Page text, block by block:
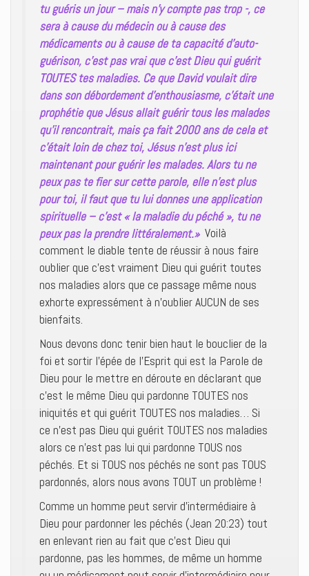
tu guéris un jour – mais n’y compte pas trop -, ce
sera à cause du médecin ou à cause des
médicaments ou à cause de ta capacité d’auto-
guérison, c’est pas vrai que c’est Dieu qui guérit
TOUTES tes maladies. Ce que David voulait dire
dans son débordement d’enthousiasme, c’était une
prophétie que Jésus allait guérir tous les malades
qu’il rencontrait, mais ça fait 2000 ans de cela et
c’était loin de chez toi, Jésus n’est plus ici
maintenant pour guérir les malades. Alors tu ne
peux pas te fier sur cette parole, elle n’est plus
pour toi, il faut que tu lui donnes une application
spirituelle – c’est « la maladie du péché », tu ne
peux pas la prendre littéralement.» Voilà
comment le diable tente de réussir à nous faire
oublier que c’est vraiment Dieu qui guérit toutes
nos maladies alors que ce passage même nous
exhorte expressément à n’oublier AUCUN de ses
bienfaits.
Nous devons donc tenir bien haut le bouclier de la
foi et sortir l’épée de l’Esprit qui est la Parole de
Dieu pour le mettre en déroute en déclarant que
c’est le même Dieu qui pardonne TOUTES nos
iniquités et qui guérit TOUTES nos maladies… Si
ce n’est pas Dieu qui guérit TOUTES nos maladies
alors ce n’est pas lui qui pardonne TOUS nos
péchés. Et si TOUS nos péchés ne sont pas TOUS
pardonnés, alors nous avons TOUT un problème !
Comme un homme peut servir d’intermédiaire à
Dieu pour pardonner les péchés (Jean 20:23) tout
en enlevant rien au fait que c’est Dieu qui
pardonne, pas les hommes, de même un homme